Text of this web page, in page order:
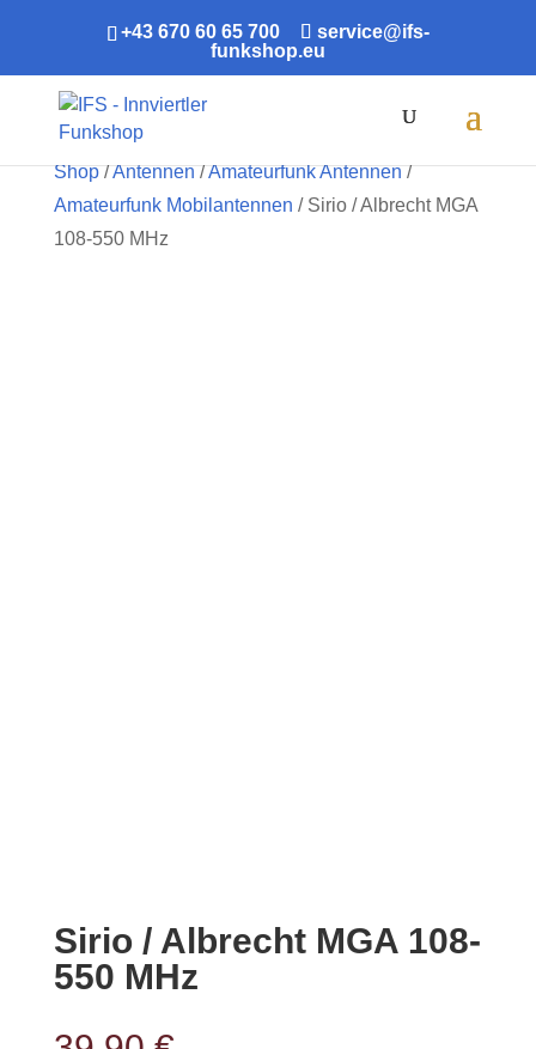
+43 670 60 65 700
service@ifs-
funkshop.eu
Shop/Antennen/Amateurfunk Antennen/
Amateurfunk Mobilantennen / Sirio / Albrecht MGA
108-550 MHz
Sirio / Albrecht MGA 108-
550 MHz